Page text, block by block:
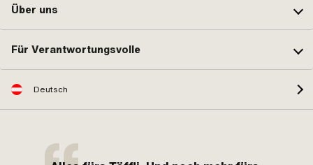
Über uns
Für Verantwortungsvolle
Deutsch